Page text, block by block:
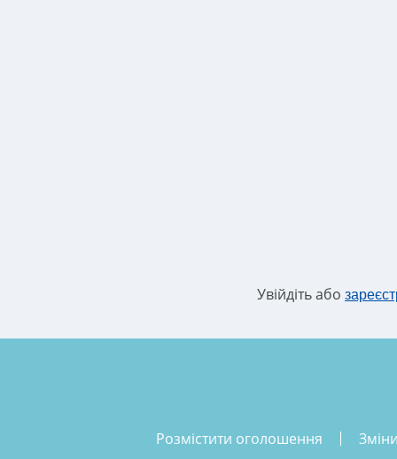
Увійдіть або
розмістити оголошення